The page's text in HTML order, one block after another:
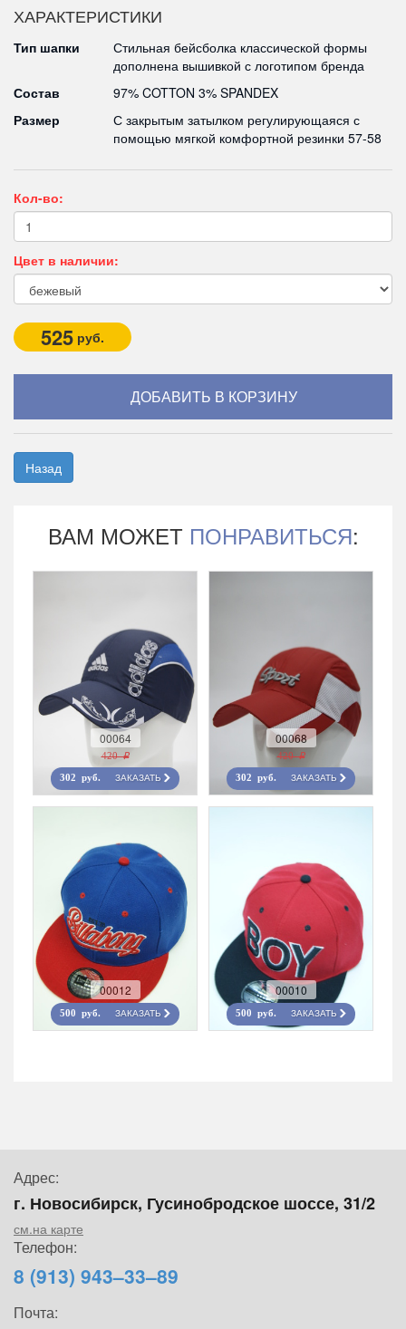
ХАРАКТЕРИСТИКИ
Тип шапки
Стильная бейсболка классической формы
дополнена вышивкой с логотипом бренда
Состав
97% COTTON 3% SPANDEX
Размер
С закрытым затылком регулирующаяся с
помощью мягкой комфортной резинки 57-58
Кол-во:
Цвет в наличии:
525 руб.
Назад
ВАМ МОЖЕТ ПОНРАВИТЬСЯ:
00064
420 r
302 руб. ЗАКАЗАТЬ
00068
420 r
302 руб. ЗАКАЗАТЬ
00012
500 руб. ЗАКАЗАТЬ
00010
500 руб. ЗАКАЗАТЬ
Адрес:
г. Новосибирск, Гусинобродское шоссе, 31/2
см.на карте
Телефон:
8 (913) 943–33–89
Почта: